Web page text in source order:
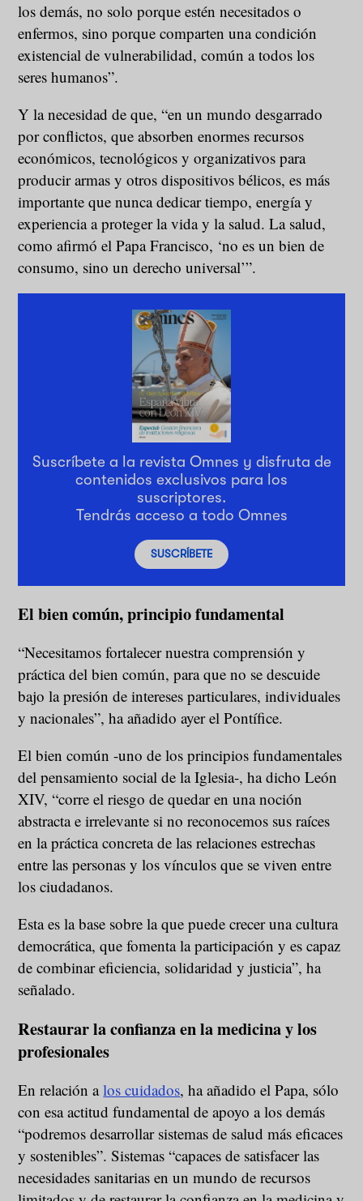
los demás, no solo porque estén necesitados o
enfermos, sino porque comparten una condición
existencial de vulnerabilidad, común a todos los
seres humanos”.
Y la necesidad de que, “en un mundo desgarrado
por conflictos, que absorben enormes recursos
económicos, tecnológicos y organizativos para
producir armas y otros dispositivos bélicos, es más
importante que nunca dedicar tiempo, energía y
experiencia a proteger la vida y la salud. La salud,
como afirmó el Papa Francisco, ‘no es un bien de
consumo, sino un derecho universal’”.
Suscríbete a la revista Omnes y disfruta de
contenidos exclusivos para los
suscriptores.
Tendrás acceso a todo Omnes
SUSCRÍBETE
El bien común, principio fundamental
“Necesitamos fortalecer nuestra comprensión y
práctica del bien común, para que no se descuide
bajo la presión de intereses particulares, individuales
y nacionales”, ha añadido ayer el Pontífice.
El bien común -uno de los principios fundamentales
del pensamiento social de la Iglesia-, ha dicho León
XIV, “corre el riesgo de quedar en una noción
abstracta e irrelevante si no reconocemos sus raíces
en la práctica concreta de las relaciones estrechas
entre las personas y los vínculos que se viven entre
los ciudadanos.
Esta es la base sobre la que puede crecer una cultura
democrática, que fomenta la participación y es capaz
de combinar eficiencia, solidaridad y justicia”, ha
señalado.
Restaurar la confianza en la medicina y los
profesionales
En relación alos cuidados, ha añadido el Papa, sólo
con esa actitud fundamental de apoyo a los demás
“podremos desarrollar sistemas de salud más eficaces
y sostenibles”. Sistemas “capaces de satisfacer las
necesidades sanitarias en un mundo de recursos